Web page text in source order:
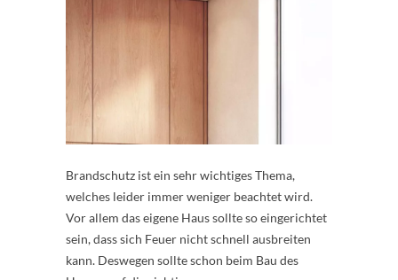
Brandschutz ist ein sehr wichtiges Thema,
welches leider immer weniger beachtet wird.
Vor allem das eigene Haus sollte so eingerichtet
sein, dass sich Feuer nicht schnell ausbreiten
kann. Deswegen sollte schon beim Bau des